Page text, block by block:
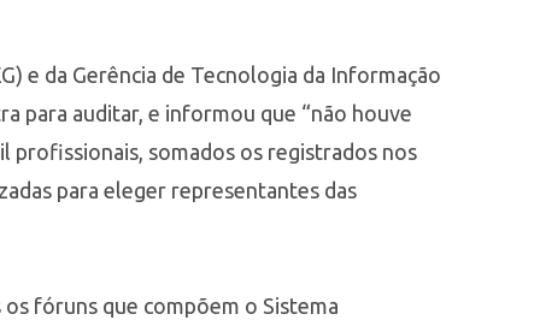
e da Gerência de Tecnologia da Informação
para auditar, e informou que “não houve
profissionais, somados os registrados nos
para eleger representantes das
fóruns que compõem o Sistema